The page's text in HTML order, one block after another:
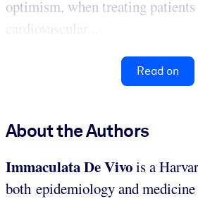
optimism, when treating
cardiovascular...
Read on
About the Authors
Immaculata De Vivois a
both epidemiology and